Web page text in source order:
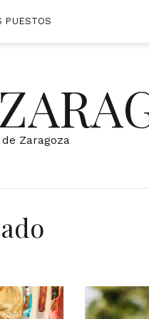
PUESTOS
Zaragoza